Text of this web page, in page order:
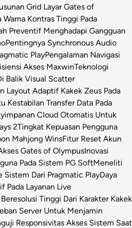
Grid Layar Gates of
Kontras Tinggi Pada
Preventif Menghadapi Gangguan
Pentingnya Synchronous Audio
PlayPengalaman Navigasi
Akses MaxwinTeknologi
Balik Visual Scatter
Layout Adaptif Kakek Zeus Pada
Kestabilan Transfer Data Pada
Cloud Otomatis Untuk
2Tingkat Kepuasan Pengguna
Mahjong WinsFitur Reset Akun
Gates of OlympusInovasi
Pada Sistem PG SoftMeneliti
Sistem Dari Pragmatic PlayDaya
Pada Layanan Live
Tinggi Dari Karakter Kakek
Server Untuk Menjamin
Responsivitas Akses Sistem Saat